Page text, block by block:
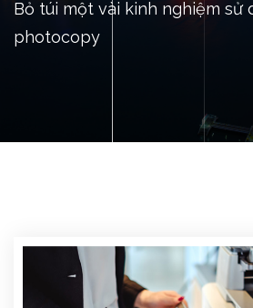
Bỏ túi một vài kinh nghiệm sử
photocopy